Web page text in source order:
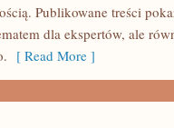
Publikowane treści
dla ekspertów, ale
[ Read More ]